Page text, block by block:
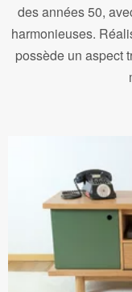
des années 50,
harmonieuses.
possède un aspect